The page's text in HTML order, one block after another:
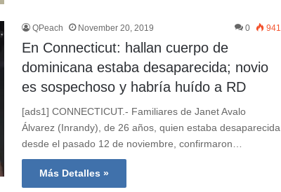
QPeach November 20, 2019 0 941
En Connecticut: hallan cuerpo de
dominicana estaba desaparecida; novio
es sospechoso y habría huído a RD
[ads1] CONNECTICUT.- Familiares de Janet Avalo
Álvarez (Inrandy), de 26 años, quien estaba desaparecida
desde el pasado 12 de noviembre, confirmaron…
Más Detalles »